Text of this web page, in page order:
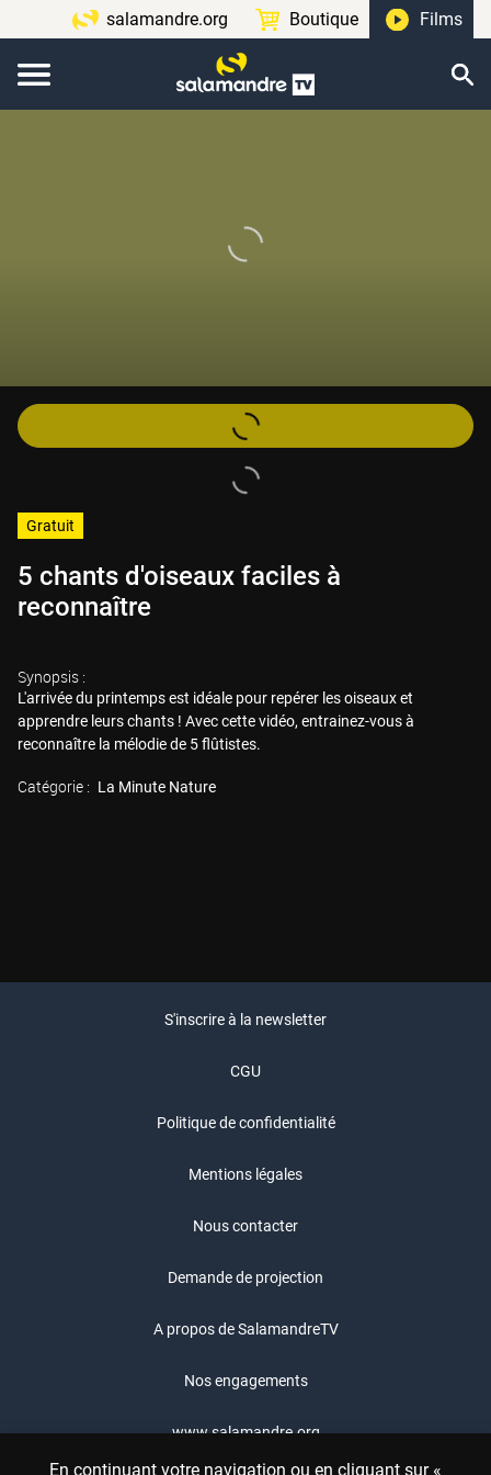
salamandre.org Boutique Films
Gratuit
5 chants d'oiseaux faciles à
reconnaître
Synopsis :
L'arrivée du printemps est idéale pour repérer les oiseaux et
apprendre leurs chants ! Avec cette vidéo, entrainez-vous à
reconnaître la mélodie de 5 flûtistes.
Catégorie : La Minute Nature
S'inscrire à la newsletter
CGU
Politique de confidentialité
Mentions légales
Nous contacter
Demande de projection
A propos de SalamandreTV
Nos engagements
www.salamandre.org
En continuant votre navigation ou en cliquant sur «